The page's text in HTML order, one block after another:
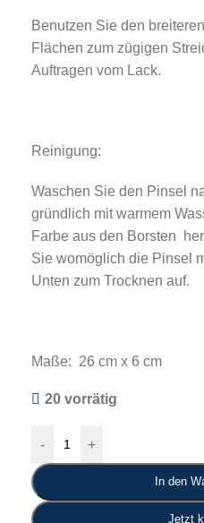
Benutzen Sie den
Flächen zum zügigen
Auftragen vom Lack.
Reinigung:
Waschen Sie den Pinsel
gründlich mit warmem
Farbe aus den Borsten
Sie womöglich die Pinsel
Unten zum Trocknen auf.
Maße: 26 cm x 6 cm
20 vorrätig
- +
In den
Jetzt